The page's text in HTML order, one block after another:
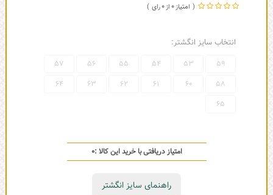
0
0
انتخاب سایز انگشتر:
59
53
54
55
56
57
58
60
61
62
63
64
65
امتیاز دریافتی با خرید این کالا :0
راهنمای سایز انگشتر